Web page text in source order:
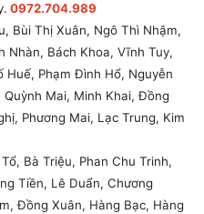
0972.704.989
Bùi Thị Xuân, Ngô Thì Nhậm,
Nhàn, Bách Khoa, Vĩnh Tuy,
Phạm Đình Hổ, Nguyễn
Mai, Minh Khai, Đồng
Phương Mai, Lạc Trung, Kim
Bà Triệu, Phan Chu Trinh,
Tiền, Lê Duẩn, Chương
Đồng Xuân, Hàng Bạc, Hàng